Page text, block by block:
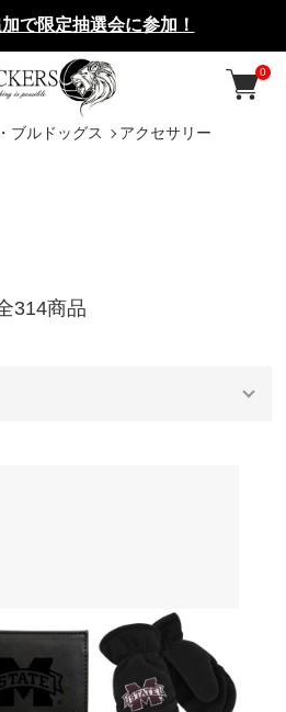
で限定抽選会に参加！
0
ブルドッグス アクセサリー
314商品